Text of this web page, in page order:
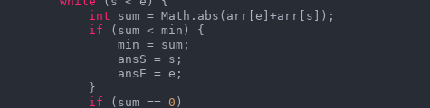
int sum = Math.abs(arr[e]+arr[s]);
if (sum < min) {
                min = sum;
                ansS = s;
                ansE = e;
            }
if (sum == 0 )